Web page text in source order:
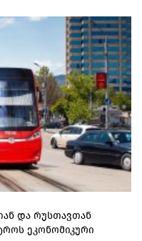
და რუსთავთან
ეკონომიკური